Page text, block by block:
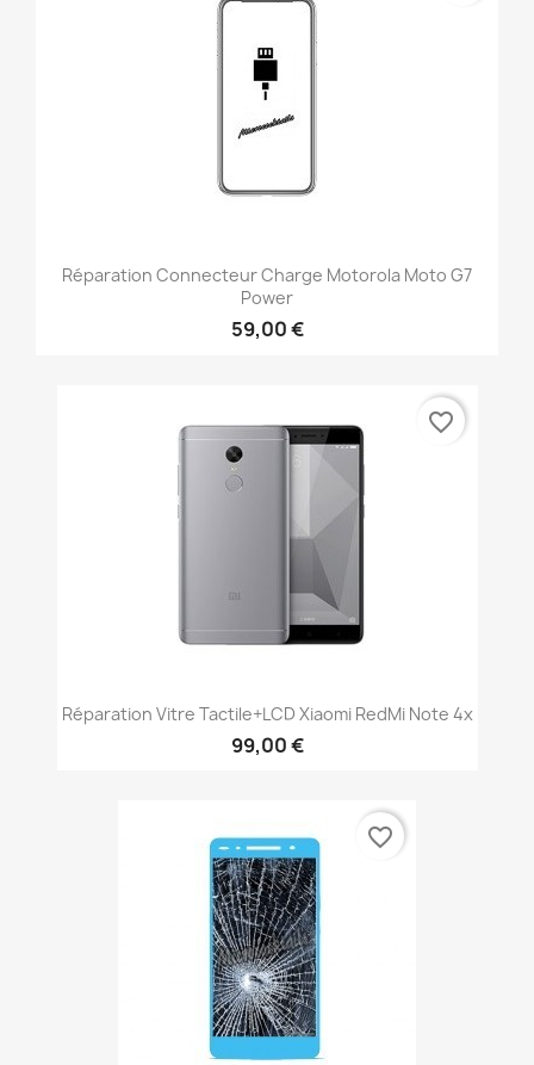
Réparation Connecteur Charge Motorola Moto G7
Power
59,00 €
Réparation Vitre Tactile+LCD Xiaomi RedMi Note 4x
99,00 €
favorite_border
favorite_border